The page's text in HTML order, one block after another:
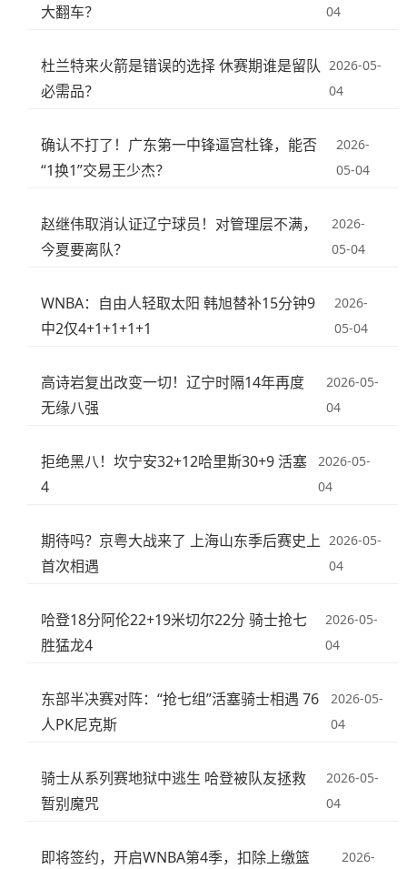
大翻车？
04
杜兰特来火箭是错误的选择 休赛期谁是留队
必需品？
2026-05-
04
确认不打了！广东第一中锋逼宫杜锋，能否
“1换1”交易王少杰？
2026-
05-04
赵继伟取消认证辽宁球员！对管理层不满，
今夏要离队？
2026-
05-04
WNBA：自由人轻取太阳 韩旭替补15分钟9
中2仅4+1+1+1+1
2026-
05-04
高诗岩复出改变一切！辽宁时隔14年再度
无缘八强
2026-05-
04
拒绝黑八！坎宁安32+12哈里斯30+9 活塞
4
2026-05-
04
期待吗？京粤大战来了 上海山东季后赛史上
首次相遇
2026-05-
04
哈登18分阿伦22+19米切尔22分 骑士抢七
胜猛龙4
2026-05-
04
东部半决赛对阵：“抢七组”活塞骑士相遇 76
人PK尼克斯
2026-05-
04
骑士从系列赛地狱中逃生 哈登被队友拯救
暂别魔咒
2026-05-
04
即将签约，开启WNBA第4季，扣除上缴篮 2026-